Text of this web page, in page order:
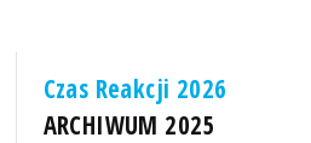
Czas Reakcji 2026
ARCHIWUM 2025